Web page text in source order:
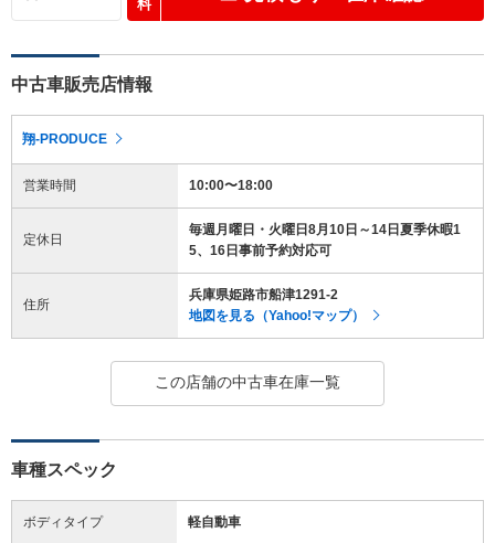
料
中古車販売店情報
翔-PRODUCE
営業時間 10:00〜18:00
定休日
毎週月曜日・火曜日8月10日～14日夏季休暇1
5、16日事前予約対応可
住所
兵庫県姫路市船津1291-2
地図を見る（Yahoo!マップ）
この店舗の中古車在庫一覧
車種スペック
ボディタイプ 軽自動車